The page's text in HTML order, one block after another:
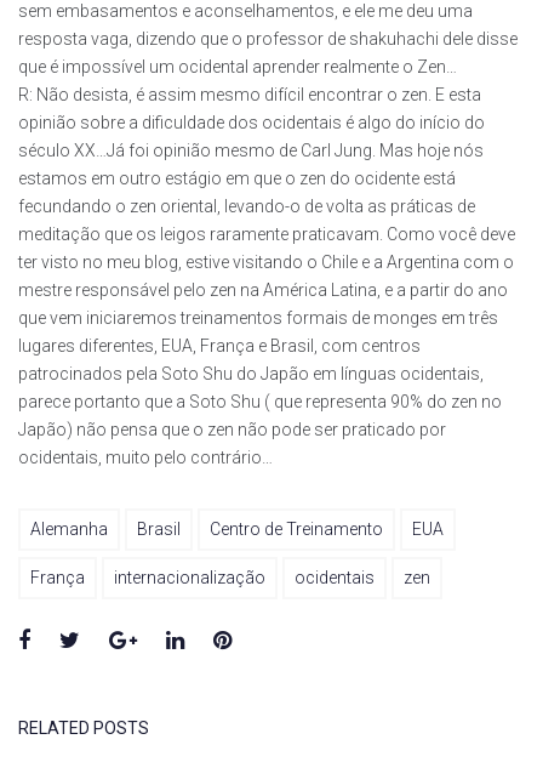
sem embasamentos e aconselhamentos, e ele me deu uma
resposta vaga, dizendo que o professor de shakuhachi dele disse
que é impossível um ocidental aprender realmente o Zen…
R: Não desista, é assim mesmo difícil encontrar o zen. E esta
opinião sobre a dificuldade dos ocidentais é algo do início do
século XX…Já foi opinião mesmo de Carl Jung. Mas hoje nós
estamos em outro estágio em que o zen do ocidente está
fecundando o zen oriental, levando-o de volta as práticas de
meditação que os leigos raramente praticavam. Como você deve
ter visto no meu blog, estive visitando o Chile e a Argentina com o
mestre responsável pelo zen na América Latina, e a partir do ano
que vem iniciaremos treinamentos formais de monges em três
lugares diferentes, EUA, França e Brasil, com centros
patrocinados pela Soto Shu do Japão em línguas ocidentais,
parece portanto que a Soto Shu ( que representa 90% do zen no
Japão) não pensa que o zen não pode ser praticado por
ocidentais, muito pelo contrário…
Alemanha Brasil Centro de Treinamento EUA
França internacionalização ocidentais zen
Facebook
TwitterGoogle+LinkedInPinterest
RELATED POSTS